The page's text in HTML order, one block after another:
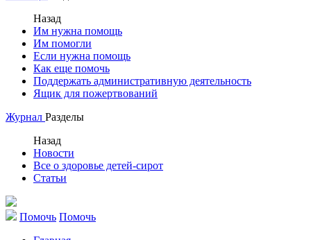
Назад
Им нужна помощь
Им помогли
Если нужна помощь
Как еще помочь
Поддержать административную деятельность
Ящик для пожертвований
Журнал Разделы
Назад
Новости
Все о здоровье детей-сирот
Статьи
Помочь Помочь